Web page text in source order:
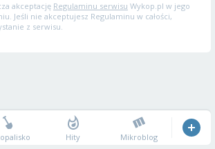
akceptację Regulaminu serwisu Wykop.pl w jego
Jeśli nie akceptujesz Regulaminu w całości,
z serwisu.
Hity Mikroblog